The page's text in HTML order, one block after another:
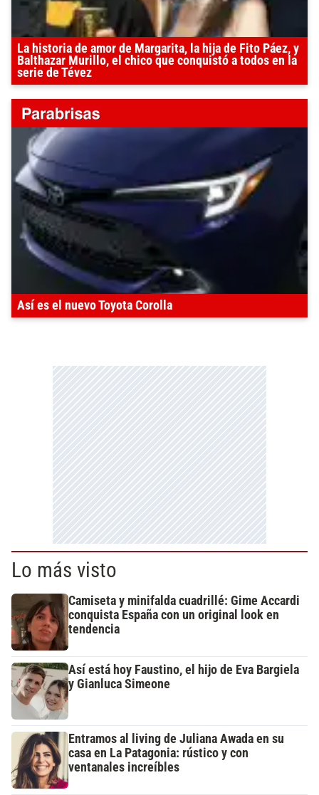
La historia de amor de Margarita, la hija de Fito Páez, y
Balthazar Murillo, el chico que conquistó a todos en la
serie de Tévez
Así es el nuevo Toyota Corolla
Lo más visto
Camiseta y minifalda cuadrillé: Gime Accardi
conquista España con un original look en
tendencia
Así está hoy Faustino, el hijo de Eva Bargiela
y Gianluca Simeone
Entramos al living de Juliana Awada en su
casa en La Patagonia: rústico y con
ventanales increíbles